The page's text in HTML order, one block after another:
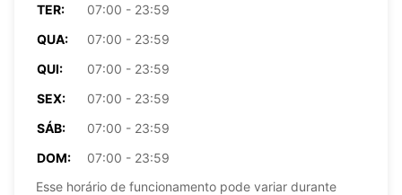
TER:
07:00 - 23:59
QUA:
07:00 - 23:59
QUI:
07:00 - 23:59
SEX:
07:00 - 23:59
SÁB:
07:00 - 23:59
DOM:
07:00 - 23:59
Esse horário de funcionamento pode variar durante